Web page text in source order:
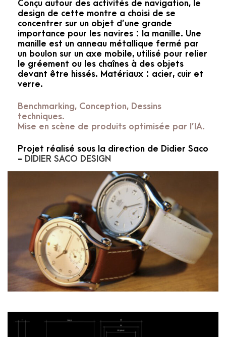
Conçu autour des activités de navigation, le
design de cette montre a choisi de se
concentrer sur un objet d’une grande
importance pour les navires : la manille. Une
manille est un anneau métallique fermé par
un boulon sur un axe mobile, utilisé pour relier
le gréement ou les chaînes à des objets
devant être hissés. Matériaux : acier, cuir et
verre.
Benchmarking, Conception, Dessins
techniques.
Mise en scène de produits optimisée par l’IA.
Projet réalisé sous la direction de Didier Saco
- DIDIER SACO DESIGN